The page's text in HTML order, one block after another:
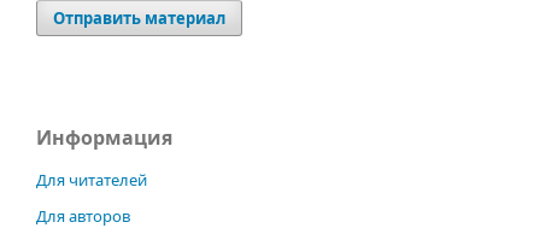
Отправить материал
Информация
Для читателей
Для авторов